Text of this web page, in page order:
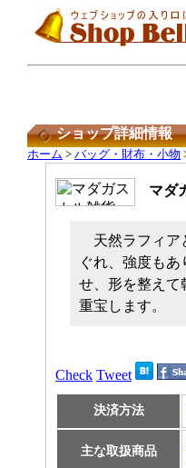
ショップ詳細情報
ホーム > バッグ・財布・小物
マダ
天然ラフィア
ぐれ、強度も
せ、形を整えて
重宝します。
Check Tweet
決済方法
主な取扱商品